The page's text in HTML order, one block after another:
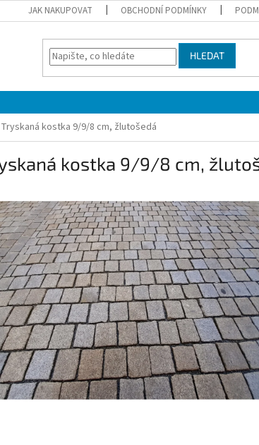
JAK NAKUPOVAT OBCHODNÍ PODMÍNKY
HLEDAT
Tryskaná kostka 9/9/8 cm, žlutošedá
kostka 9/9/8 cm,